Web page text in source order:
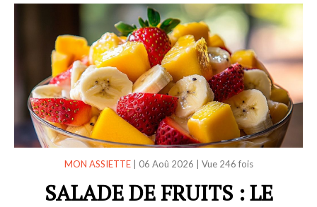
MON ASSIETTE| 06 Aoû 2026 Vue 246 fois
SALADE DE FRUITS : LE